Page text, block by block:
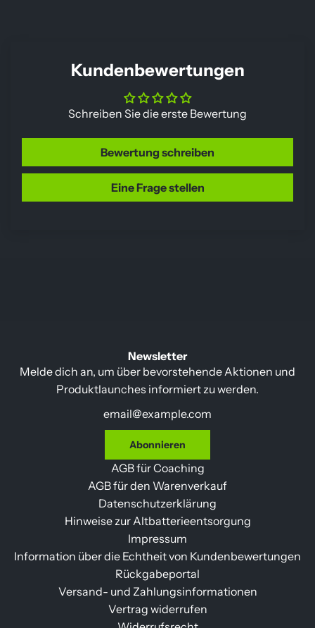
Kundenbewertungen
Schreiben Sie die erste Bewertung
Bewertung schreiben
Eine Frage stellen
Newsletter
Melde dich an, um über bevorstehende Aktionen und
Produktlaunches informiert zu werden.
Abonnieren
AGB für Coaching
AGB für den Warenverkauf
Datenschutzerklärung
Hinweise zur Altbatterieentsorgung
Impressum
Information über die Echtheit von Kundenbewertungen
Rückgabeportal
Versand- und Zahlungsinformationen
Vertrag widerrufen